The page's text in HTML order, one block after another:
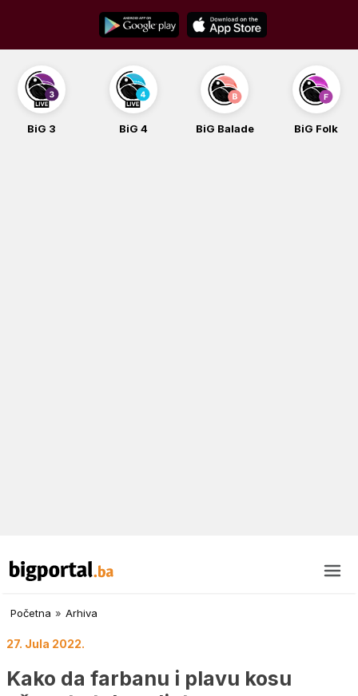
content
BiG 3 BiG 4 BiG Balade BiG Folk
Početna » Arhiva
27. Jula 2022.
Kako da farbanu i plavu kosu